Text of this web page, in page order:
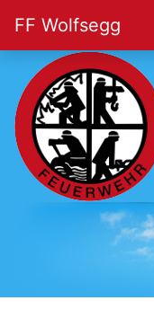
FF Wolfsegg